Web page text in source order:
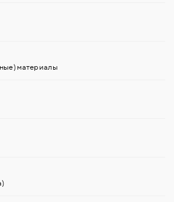
материалы